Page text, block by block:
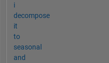
i
decompose
it
to
seasonal
and